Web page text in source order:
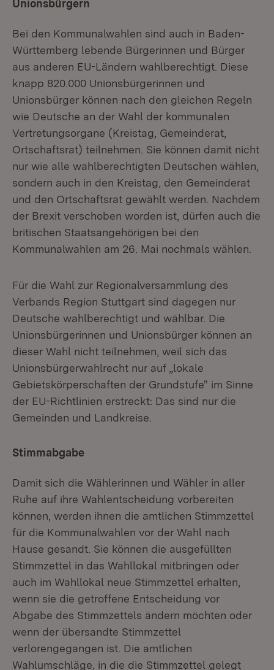
Unionsbürgern
Bei den Kommunalwahlen sind auch in Baden-
Württemberg lebende Bürgerinnen und Bürger
aus anderen EU-Ländern wahlberechtigt. Diese
knapp 820.000 Unionsbürgerinnen und
Unionsbürger können nach den gleichen Regeln
wie Deutsche an der Wahl der kommunalen
Vertretungsorgane (Kreistag, Gemeinderat,
Ortschaftsrat) teilnehmen. Sie können damit nicht
nur wie alle wahlberechtigten Deutschen wählen,
sondern auch in den Kreistag, den Gemeinderat
und den Ortschaftsrat gewählt werden. Nachdem
der Brexit verschoben worden ist, dürfen auch die
britischen Staatsangehörigen bei den
Kommunalwahlen am 26. Mai nochmals wählen.
Für die Wahl zur Regionalversammlung des
Verbands Region Stuttgart sind dagegen nur
Deutsche wahlberechtigt und wählbar. Die
Unionsbürgerinnen und Unionsbürger können an
dieser Wahl nicht teilnehmen, weil sich das
Unionsbürgerwahlrecht nur auf „lokale
Gebietskörperschaften der Grundstufe" im Sinne
der EU-Richtlinien erstreckt: Das sind nur die
Gemeinden und Landkreise.
Stimmabgabe
Damit sich die Wählerinnen und Wähler in aller
Ruhe auf ihre Wahlentscheidung vorbereiten
können, werden ihnen die amtlichen Stimmzettel
für die Kommunalwahlen vor der Wahl nach
Hause gesandt. Sie können die ausgefüllten
Stimmzettel in das Wahllokal mitbringen oder
auch im Wahllokal neue Stimmzettel erhalten,
wenn sie die getroffene Entscheidung vor
Abgabe des Stimmzettels ändern möchten oder
wenn der übersandte Stimmzettel
verlorengegangen ist. Die amtlichen
Wahlumschläge, in die die Stimmzettel gelegt